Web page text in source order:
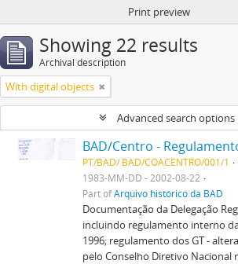
Print preview
Showing 22 results
Archival description
With digital objects
Advanced search options
BAD/Centro -
PT/BAD/ BAD/COACENTRO/001/1
1983-MM-DD - 2002-08-22
Part ofArquivo histórico da BAD
Documentação da Delegação
incluindo regulamento interno
1996; regulamento dos GT -
pelo Conselho Diretivo Nacional